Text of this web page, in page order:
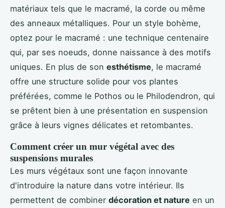
matériaux tels que le macramé, la corde ou même
des anneaux métalliques. Pour un style bohème,
optez pour le macramé : une technique centenaire
qui, par ses noeuds, donne naissance à des motifs
uniques. En plus de son esthétisme, le macramé
offre une structure solide pour vos plantes
préférées, comme le Pothos ou le Philodendron, qui
se prêtent bien à une présentation en suspension
grâce à leurs vignes délicates et retombantes.
Comment créer un mur végétal avec des
suspensions murales
Les murs végétaux sont une façon innovante
d'introduire la nature dans votre intérieur. Ils
permettent de combiner décoration et nature en un